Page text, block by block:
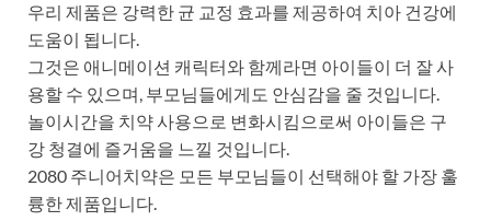
우리 제품은 강력한 균 교정 효과를 제공하여 치아 건강에
도움이 됩니다.
그것은 애니메이션 캐릭터와 함께라면 아이들이 더 잘 사
용할 수 있으며, 부모님들에게도 안심감을 줄 것입니다.
놀이시간을 치약 사용으로 변화시킴으로써 아이들은 구
강 청결에 즐거움을 느낄 것입니다.
2080 주니어치약은 모든 부모님들이 선택해야 할 가장 훌
륭한 제품입니다.